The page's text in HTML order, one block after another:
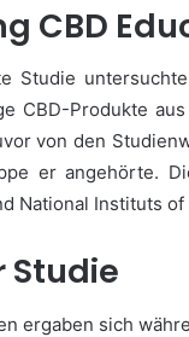
CBD
Studie
CBD-Produkte
von den
er angehörte.
National Instituts
Studie
ergaben sich